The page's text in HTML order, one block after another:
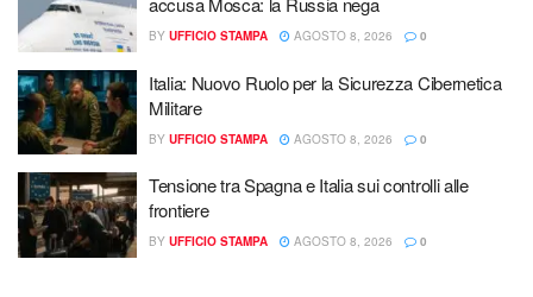
BY UFFICIO STAMPA AGOSTO 8, 2026 0
Italia: Nuovo Ruolo per la Sicurezza Cibernetica
Militare
BY UFFICIO STAMPA AGOSTO 8, 2026 0
Tensione tra Spagna e Italia sui controlli alle
frontiere
BY UFFICIO STAMPA AGOSTO 8, 2026 0